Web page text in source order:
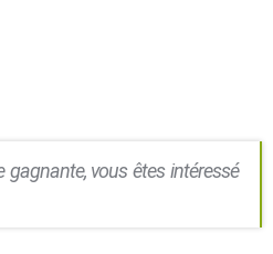
gagnante, vous êtes intéressé